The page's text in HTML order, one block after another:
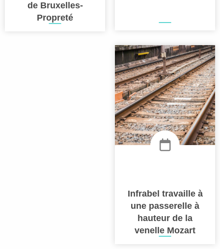
de Bruxelles-
Propreté
Infrabel travaille à
une passerelle à
hauteur de la
venelle Mozart